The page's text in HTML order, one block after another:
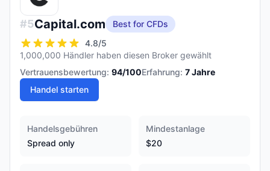
#5Capital.com
Best for CFDs
4.8/5
1,000,000 Händler haben diesen Broker gewählt
Vertrauensbewertung: 94/100Erfahrung: 7Jahre
Handel starten
Handelsgebühren
Spread only
Mindestanlage
$20